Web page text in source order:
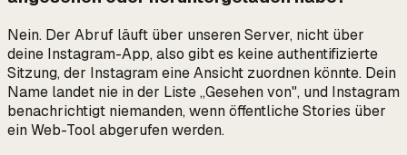
Nein. Der Abruf läuft über unseren Server, nicht über
deine Instagram-App, also gibt es keine authentifizierte
Sitzung, der Instagram eine Ansicht zuordnen könnte. Dein
Name landet nie in der Liste „Gesehen von", und Instagram
benachrichtigt niemanden, wenn öffentliche Stories über
ein Web-Tool abgerufen werden.